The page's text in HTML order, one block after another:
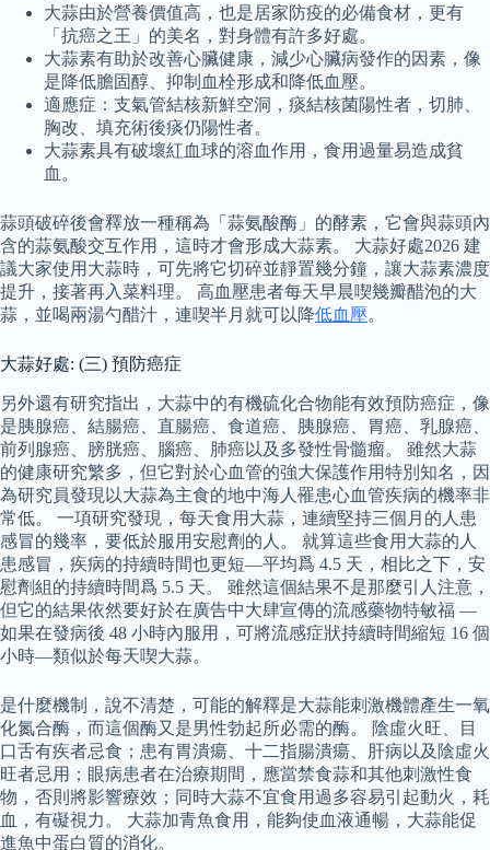
大蒜由於營養價值高，也是居家防疫的必備食材，更有
「抗癌之王」的美名，對身體有許多好處。
大蒜素有助於改善心臟健康，減少心臟病發作的因素，像
是降低膽固醇、抑制血栓形成和降低血壓。
適應症：支氣管結核新鮮空洞，痰結核菌陽性者，切肺、
胸改、填充術後痰仍陽性者。
大蒜素具有破壞紅血球的溶血作用，食用過量易造成貧
血。
蒜頭破碎後會釋放一種稱為「蒜氨酸酶」的酵素，它會與蒜頭內
含的蒜氨酸交互作用，這時才會形成大蒜素。 大蒜好處2026 建
議大家使用大蒜時，可先將它切碎並靜置幾分鐘，讓大蒜素濃度
提升，接著再入菜料理。 高血壓患者每天早晨喫幾瓣醋泡的大
蒜，並喝兩湯勺醋汁，連喫半月就可以降低血壓。
大蒜好處: (三) 預防癌症
另外還有研究指出，大蒜中的有機硫化合物能有效預防癌症，像
是胰腺癌、結腸癌、直腸癌、食道癌、胰腺癌、胃癌、乳腺癌、
前列腺癌、膀胱癌、腦癌、肺癌以及多發性骨髓瘤。 雖然大蒜
的健康研究繁多，但它對於心血管的強大保護作用特別知名，因
為研究員發現以大蒜為主食的地中海人罹患心血管疾病的機率非
常低。 一項研究發現，每天食用大蒜，連續堅持三個月的人患
感冒的幾率，要低於服用安慰劑的人。 就算這些食用大蒜的人
患感冒，疾病的持續時間也更短—平均爲 4.5 天，相比之下，安
慰劑組的持續時間爲 5.5 天。 雖然這個結果不是那麼引人注意，
但它的結果依然要好於在廣告中大肆宣傳的流感藥物特敏福 —
如果在發病後 48 小時內服用，可將流感症狀持續時間縮短 16 個
小時—類似於每天喫大蒜。
是什麼機制，說不清楚，可能的解釋是大蒜能刺激機體產生一氧
化氮合酶，而這個酶又是男性勃起所必需的酶。 陰虛火旺、目
口舌有疾者忌食；患有胃潰瘍、十二指腸潰瘍、肝病以及陰虛火
旺者忌用；眼病患者在治療期間，應當禁食蒜和其他刺激性食
物，否則將影響療效；同時大蒜不宜食用過多容易引起動火，耗
血，有礙視力。 大蒜加青魚食用，能夠使血液通暢，大蒜能促
進魚中蛋白質的消化。